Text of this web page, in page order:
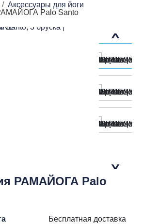
Аксессуары для йоги
Palo Santo
РАМАЙОГА Palo
Бесплатная доставка